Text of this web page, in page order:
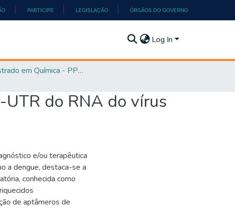
PARTICIPE LEGISLAÇÃO ÓRGÃOS DO GOVERNO
Log In
Mestrado em Química - PPGQ
do RNA do vírus
e/ou terapêutica
a dengue, destaca-se a
conhecida como
de aptâmeros de